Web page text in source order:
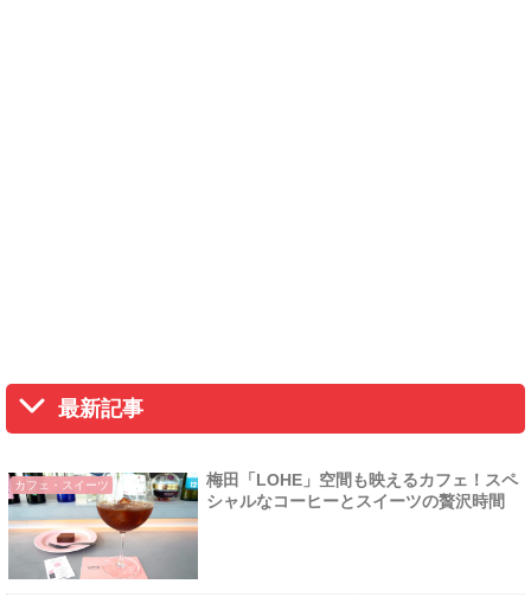
最新記事
カフェ・スイーツ
梅田「LOHE」空間も映えるカフェ！スペ
シャルなコーヒーとスイーツの贅沢時間